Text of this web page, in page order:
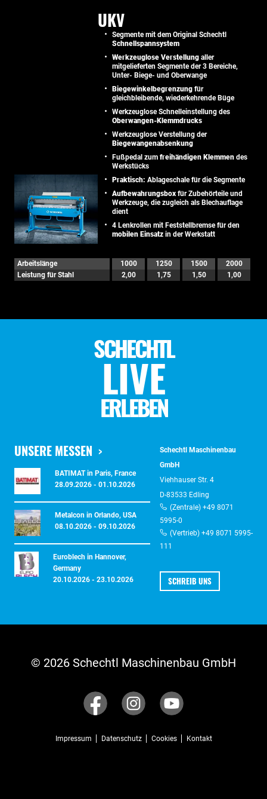
UKV
Segmente mit dem Original Schechtl
Schnellspannsystem
Werkzeuglose Verstellung aller
mitgelieferten Segmente der 3 Bereiche,
Unter- Biege- und Oberwange
Biegewinkelbegrenzung für
gleichbleibende, wiederkehrende Büge
Werkzeuglose Schnelleinstellung des
Oberwangen-Klemmdrucks
Werkzeuglose Verstellung der
Biegewangenabsenkung
Fußpedal zum freihändigen Klemmen des
Werkstücks
Praktisch: Ablageschale für die Segmente
Aufbewahrungsbox für Zubehörteile und
Werkzeuge, die zugleich als Blechauflage
dient
4 Lenkrollen mit Feststellbremse für den
mobilen Einsatz in der Werkstatt
Arbeitslänge 1000 1250 1500
2000
Leistung für Stahl
2,00 1,75 1,50 1,00
SCHECHTL
LIVE
ERLEBEN
UNSERE MESSEN
BATIMAT in Paris, France
28.09.2026 - 01.10.2026
Metalcon in Orlando, USA
08.10.2026 - 09.10.2026
Euroblech in Hannover,
Germany
20.10.2026 - 23.10.2026
Schechtl Maschinenbau
GmbH
Viehhauser Str. 4
D-83533 Edling
(Zentrale) +49 8071
5995-0
(Vertrieb) +49 8071 5995-
111
SCHREIB UNS
© 2026 Schechtl Maschinenbau GmbH
Impressum Datenschutz Cookies Kontakt